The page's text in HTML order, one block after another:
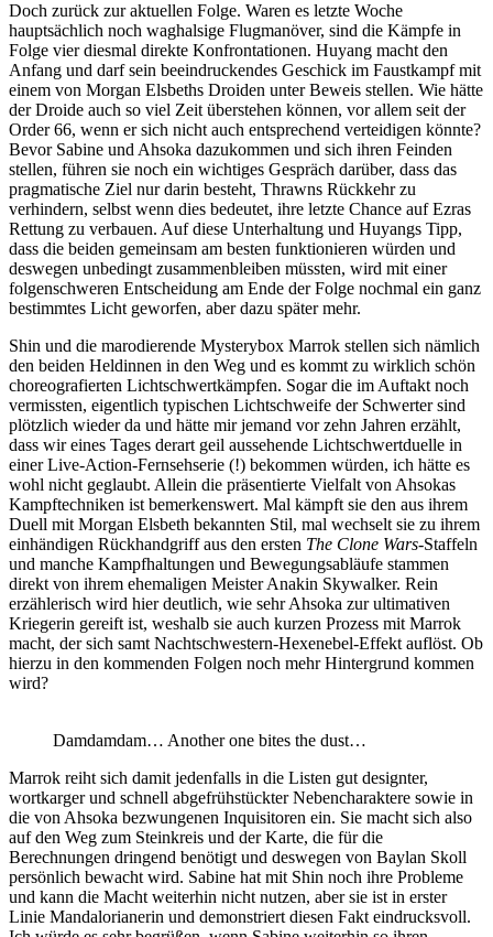
Doch zurück zur aktuellen Folge. Waren es letzte Woche
hauptsächlich noch waghalsige Flugmanöver, sind die Kämpfe in
Folge vier diesmal direkte Konfrontationen. Huyang macht den
Anfang und darf sein beeindruckendes Geschick im Faustkampf mit
einem von Morgan Elsbeths Droiden unter Beweis stellen. Wie hätte
der Droide auch so viel Zeit überstehen können, vor allem seit der
Order 66, wenn er sich nicht auch entsprechend verteidigen könnte?
Bevor Sabine und Ahsoka dazukommen und sich ihren Feinden
stellen, führen sie noch ein wichtiges Gespräch darüber, dass das
pragmatische Ziel nur darin besteht, Thrawns Rückkehr zu
verhindern, selbst wenn dies bedeutet, ihre letzte Chance auf Ezras
Rettung zu verbauen. Auf diese Unterhaltung und Huyangs Tipp,
dass die beiden gemeinsam am besten funktionieren würden und
deswegen unbedingt zusammenbleiben müssten, wird mit einer
folgenschweren Entscheidung am Ende der Folge nochmal ein ganz
bestimmtes Licht geworfen, aber dazu später mehr.
Shin und die marodierende Mysterybox Marrok stellen sich nämlich
den beiden Heldinnen in den Weg und es kommt zu wirklich schön
choreografierten Lichtschwertkämpfen. Sogar die im Auftakt noch
vermissten, eigentlich typischen Lichtschweife der Schwerter sind
plötzlich wieder da und hätte mir jemand vor zehn Jahren erzählt,
dass wir eines Tages derart geil aussehende Lichtschwertduelle in
einer Live-Action-Fernsehserie (!) bekommen würden, ich hätte es
wohl nicht geglaubt. Allein die präsentierte Vielfalt von Ahsokas
Kampftechniken ist bemerkenswert. Mal kämpft sie den aus ihrem
Duell mit Morgan Elsbeth bekannten Stil, mal wechselt sie zu ihrem
einhändigen Rückhandgriff aus den ersten The Clone Wars-Staffeln
und manche Kampfhaltungen und Bewegungsabläufe stammen
direkt von ihrem ehemaligen Meister Anakin Skywalker. Rein
erzählerisch wird hier deutlich, wie sehr Ahsoka zur ultimativen
Kriegerin gereift ist, weshalb sie auch kurzen Prozess mit Marrok
macht, der sich samt Nachtschwestern-Hexenebel-Effekt auflöst. Ob
hierzu in den kommenden Folgen noch mehr Hintergrund kommen
wird?
Damdamdam… Another one bites the dust…
Marrok reiht sich damit jedenfalls in die Listen gut designter,
wortkarger und schnell abgefrühstückter Nebencharaktere sowie in
die von Ahsoka bezwungenen Inquisitoren ein. Sie macht sich also
auf den Weg zum Steinkreis und der Karte, die für die
Berechnungen dringend benötigt und deswegen von Baylan Skoll
persönlich bewacht wird. Sabine hat mit Shin noch ihre Probleme
und kann die Macht weiterhin nicht nutzen, aber sie ist in erster
Linie Mandalorianerin und demonstriert diesen Fakt eindrucksvoll.